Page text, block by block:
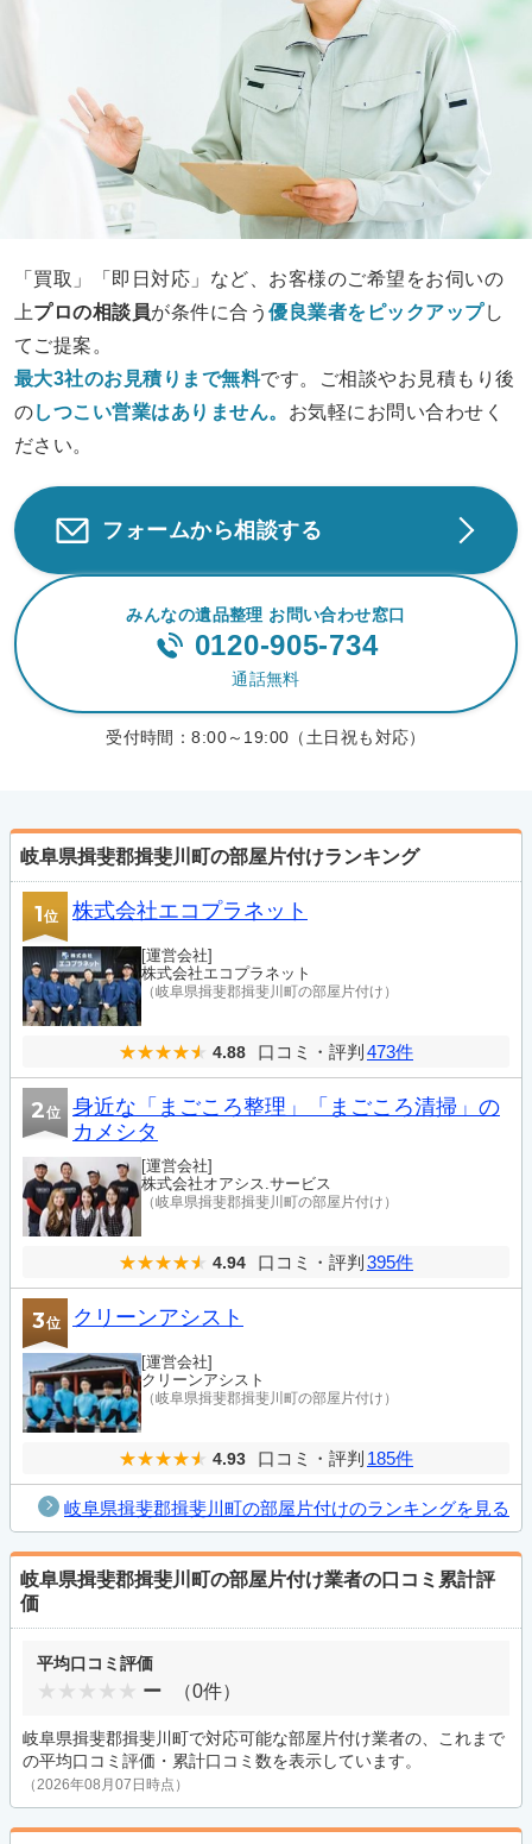
「買取」「即日対応」など、お客様のご希望をお伺いの
上プロの相談員が条件に合う優良業者をピックアップし
てご提案。
最大3社のお見積りまで無料です。ご相談やお見積もり後
のしつこい営業はありません。 お気軽にお問い合わせく
ださい。
フォームから相談する
みんなの遺品整理 お問い合わせ窓口
0120-905-734
通話無料
受付時間：8:00～19:00（土日祝も対応）
岐阜県揖斐郡揖斐川町の部屋片付けランキング
1位 株式会社エコプラネット
[運営会社]
株式会社エコプラネット
（岐阜県揖斐郡揖斐川町の部屋片付け）
4.88 口コミ・評判 473件
2位
身近な「まごころ整理」「まごころ清掃」の
カメシタ
[運営会社]
株式会社オアシス.サービス
（岐阜県揖斐郡揖斐川町の部屋片付け）
4.94 口コミ・評判 395件
3位 クリーンアシスト
[運営会社]
クリーンアシスト
（岐阜県揖斐郡揖斐川町の部屋片付け）
4.93 口コミ・評判 185件
岐阜県揖斐郡揖斐川町の部屋片付けのランキングを見る
岐阜県揖斐郡揖斐川町の部屋片付け業者の口コミ累計評
価
平均口コミ評価
ー （0件）
岐阜県揖斐郡揖斐川町で対応可能な部屋片付け業者の、これまで
の平均口コミ評価・累計口コミ数を表示しています。
（2026年08月07日時点）